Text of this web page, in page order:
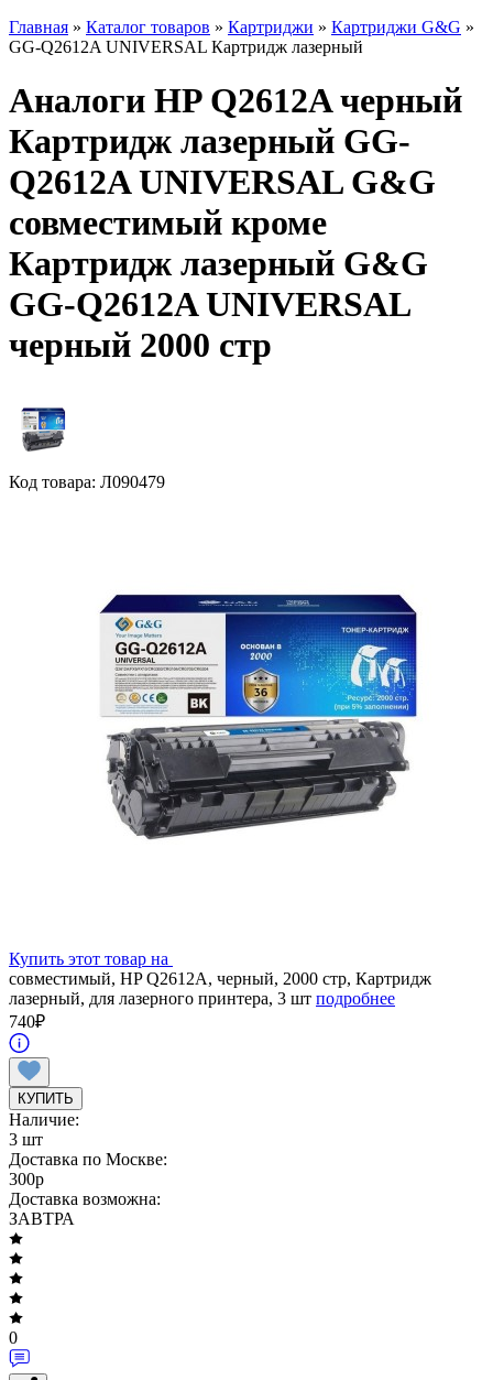
Главная » Каталог товаров » Картриджи » Картриджи G&G »
GG-Q2612A UNIVERSAL Картридж лазерный
Аналоги HP Q2612A черный
Картридж лазерный GG-
Q2612A UNIVERSAL G&G
совместимый кроме
Картридж лазерный G&G
GG-Q2612A UNIVERSAL
черный 2000 стр
Код товара: Л090479
Купить этот товар на
совместимый, HP Q2612A, черный, 2000 стр, Картридж
лазерный, для лазерного принтера, 3 шт подробнее
740₽
КУПИТЬ
Наличие:
3 шт
Доставка по Москве:
300p
Доставка возможна:
ЗАВТРА
0